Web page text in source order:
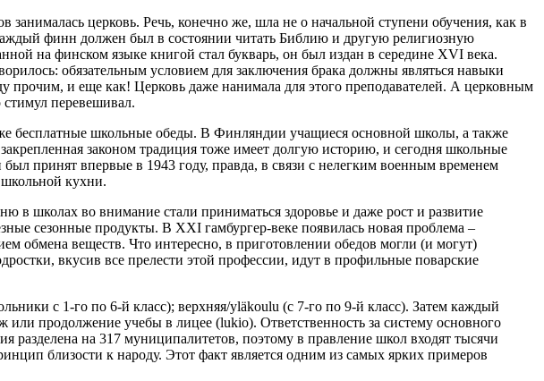
церковь. Речь, конечно же, шла не о начальной ступени обучения, как в
финн должен был в состоянии читать Библию и другую религиозную
на финском языке книгой стал букварь, он был издан в середине XVI века.
обязательным условием для заключения брака должны являться навыки
прочим, и еще как! Церковь даже нанимала для этого преподавателей. А церковным
стимул перевешивал.
бесплатные школьные обеды. В Финляндии учащиеся основной школы, а также
законом традиция тоже имеет долгую историю, и сегодня школьные
принят впервые в 1943 году, правда, в связи с нелегким военным временем
кухни.
в школах во внимание стали приниматься здоровье и даже рост и развитие
сезонные продукты. В XXI гамбургер-веке появилась новая проблема –
обмена веществ. Что интересно, в приготовлении обедов могли (и могут)
вкусив все прелести этой профессии, идут в профильные поварские
с 1-го по 6-й класс); верхняя/yläkoulu (с 7-го по 9-й класс). Затем каждый
или продолжение учебы в лицее (lukio). Ответственность за систему основного
разделена на 317 муниципалитетов, поэтому в правление школ входят тысячи
близости к народу. Этот факт является одним из самых ярких примеров